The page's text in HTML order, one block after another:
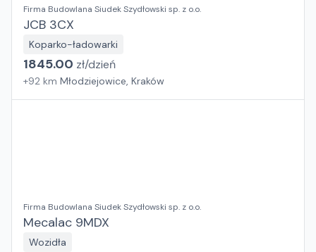
Firma Budowlana Siudek Szydłowski sp. z o.o.
JCB 3CX
Koparko-ładowarki
1845.00 zł/dzień
+92 km Młodziejowice, Kraków
Firma Budowlana Siudek Szydłowski sp. z o.o.
Mecalac 9MDX
Wozidła